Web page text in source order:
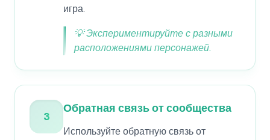
игра.
💡Экспериментируйте с разными
расположениями персонажей.
3
Обратная связь от сообщества
Используйте обратную связь от